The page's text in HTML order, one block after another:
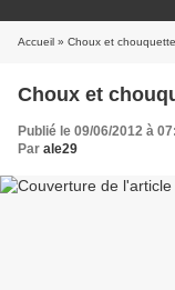
Accueil » Choux et
Choux et
Publié le 09/06/2012 à
Par ale29